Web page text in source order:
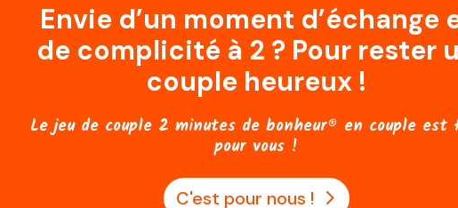
Envie d’un moment d’échange
de complicité à 2 ? Pour rester
couple heureux !
Le jeu de couple 2 minutes de bonheur® en couple
pour vous !
C'est pour nous !